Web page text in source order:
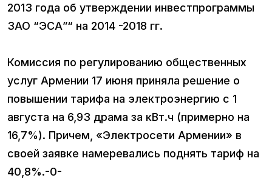
2013 года об утверждении инвестпрограммы
ЗАО “ЭСА”“ на 2014 -2018 гг.
Комиссия по регулированию общественных
услуг Армении 17 июня приняла решение о
повышении тарифа на электроэнергию с 1
августа на 6,93 драма за кВт.ч (примерно на
16,7%). Причем, «Электросети Армении» в
своей заявке намеревались поднять тариф на
40,8%.-0-